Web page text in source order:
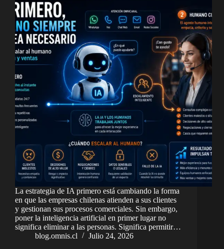
La estrategia de IA primero está cambiando la forma
en que las empresas chilenas atienden a sus clientes
y gestionan sus procesos comerciales. Sin embargo,
poner la inteligencia artificial en primer lugar no
significa eliminar a las personas. Significa permitir…
blog.omnis.cl
Julio 24, 2026